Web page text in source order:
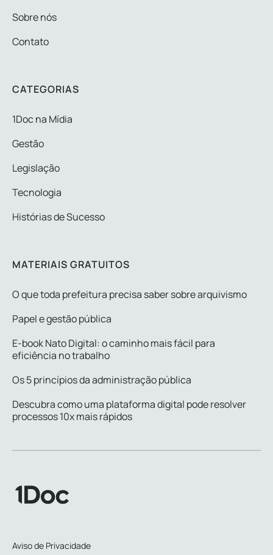
Sobre nós
Contato
CATEGORIAS
1Doc na Mídia
Gestão
Legislação
Tecnologia
Histórias de Sucesso
MATERIAIS GRATUITOS
O que toda prefeitura precisa saber sobre arquivismo
Papel e gestão pública
E-book Nato Digital: o caminho mais fácil para
eficiência no trabalho
Os 5 princípios da administração pública
Descubra como uma plataforma digital pode resolver
processos 10x mais rápidos
Aviso de Privacidade